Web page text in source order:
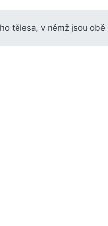
tělesa, v němž jsou